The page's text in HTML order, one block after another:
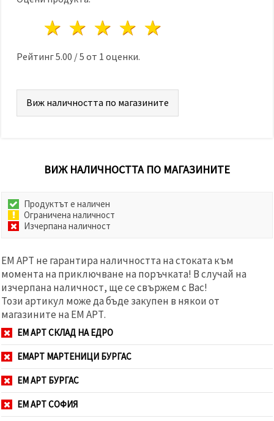
4 звезди
3 звезди
2 звезди
1 звезда
Рейтинг5.00 /5 от 1 оценки.
Виж наличността по магазините
ВИЖ НАЛИЧНОСТТА ПО МАГАЗИНИТЕ
Продуктът е наличен
Ограничена наличност
Изчерпана наличност
ЕМ АРТ не гарантира наличността на стоката към
момента на приключване на поръчката! В случай на
изчерпана наличност, ще се свържем с Вас!
Този артикул може да бъде закупен в някои от
магазините на ЕМ АРТ.
ЕМ АРТ СКЛАД НА ЕДРО
ЕМАРТ МАРТЕНИЦИ БУРГАС
ЕМ АРТ БУРГАС
ЕМ АРТ СОФИЯ